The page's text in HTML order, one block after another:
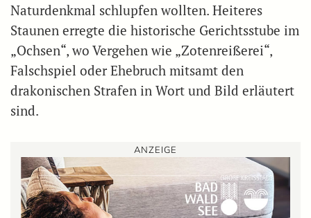
Naturdenkmal schlupfen wollten. Heiteres
Staunen erregte die historische Gerichtsstube im
„Ochsen“, wo Vergehen wie „Zotenreißerei“,
Falschspiel oder Ehebruch mitsamt den
drakonischen Strafen in Wort und Bild erläutert
sind.
ANZEIGE